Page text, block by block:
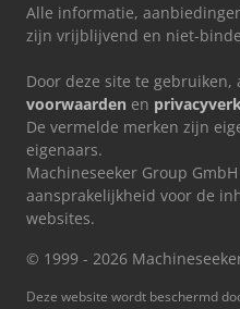
Alle informatie,
zijn vrijblijvend en niet-
Door deze site te gebruiken,
voorwaarden en
De vermelde merken zijn
eigenaars.
Machineseeker Group
aansprakelijkheid voor de
websites.
© 1999 - 2026
Deze website wordt beschermd